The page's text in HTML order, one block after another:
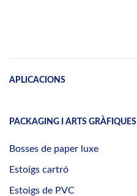
APLICACIONS
PACKAGING I ARTS GRÀFIQUES
Bosses de paper luxe
Estoigs cartró
Estoigs de PVC